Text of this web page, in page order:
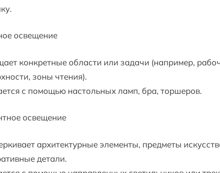
освещение
конкретные области или задачи (например,
зоны чтения).
с помощью настольных ламп, бра, торшеров.
освещение
архитектурные элементы, предметы
детали.